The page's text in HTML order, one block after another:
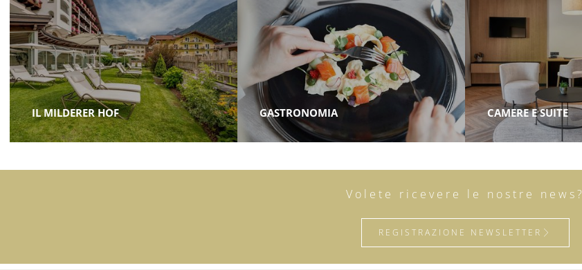
IL MILDERER HOF GASTRONOMIA CAMERE E SUITE
Volete ricevere le nostre news?
REGISTRAZIONE NEWSLETTER